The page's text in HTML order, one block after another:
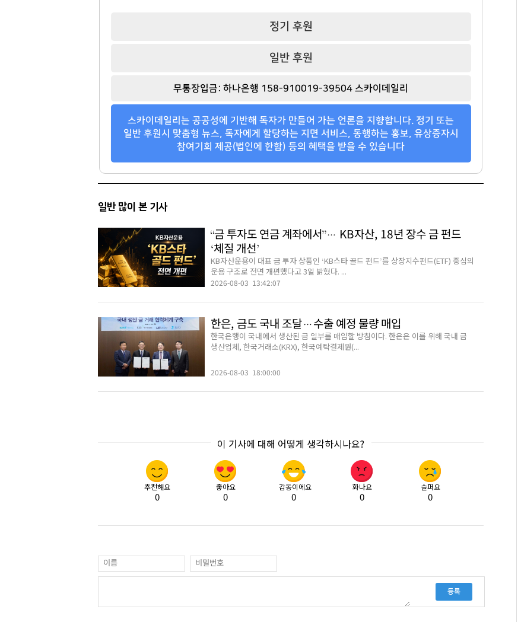
아페르한강
팬클럽 참여
사이몬
소피아도무스
팬클럽 참여
30
윤재승
대웅제약
단독주택
팬클럽 참여
71
SK그룹
트라움하우스5차
팬클럽 참여
373
신한엔시모
팬클럽 참여
정기 후원
일반 후원
무통장입금: 하나은행 158-910019-39504 스카이데일리
스카이데일리는 공공성에 기반해 독자가 만들어 가는 언론을 지향합니다. 정기 또는
일반 후원시 맞춤형 뉴스, 독자에게 할당하는 지면 서비스, 동행하는 홍보, 유상증자시
참여기회 제공(법인에 한함) 등의 혜택을 받을 수 있습니다
일반 많이 본 기사
“금 투자도 연금 계좌에서”… KB자산, 18년 장수 금 펀드
‘체질 개선’
KB자산운용이 대표 금 투자 상품인 ‘KB스타 골드 펀드’를 상장지수펀드(ETF) 중심의
운용 구조로 전면 개편했다고 3일 밝혔다. ...
2026-08-03 13:42:07
한은, 금도 국내 조달…수출 예정 물량 매입
한국은행이 국내에서 생산된 금 일부를 매입할 방침이다. 한은은 이를 위해 국내 금
생산업체, 한국거래소(KRX), 한국예탁결제원(...
2026-08-03 18:00:00
이 기사에 대해 어떻게 생각하시나요?
추천해요
0
좋아요
0
감동이에요
0
화나요
0
슬퍼요
0
등록